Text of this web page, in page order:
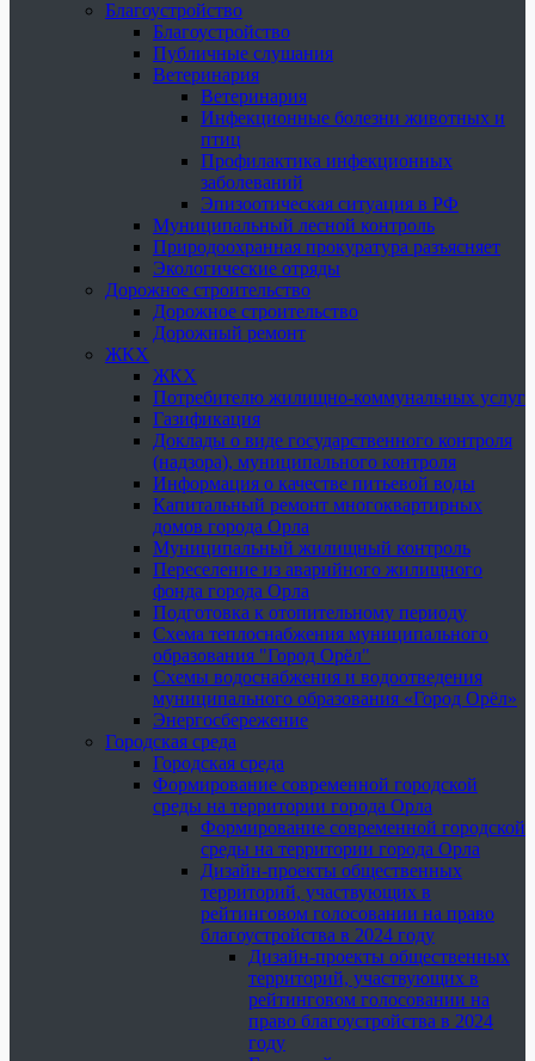
Благоустройство
Благоустройство
Публичные слушания
Ветеринария
Ветеринария
Инфекционные болезни животных и
птиц
Профилактика инфекционных
заболеваний
Эпизоотическая ситуация в РФ
Муниципальный лесной контроль
Природоохранная прокуратура разъясняет
Экологические отряды
Дорожное строительство
Дорожное строительство
Дорожный ремонт
ЖКХ
ЖКХ
Потребителю жилищно-коммунальных услуг
Газификация
Доклады о виде государственного контроля
(надзора), муниципального контроля
Информация о качестве питьевой воды
Капитальный ремонт многоквартирных
домов города Орла
Муниципальный жилищный контроль
Переселение из аварийного жилищного
фонда города Орла
Подготовка к отопительному периоду
Схема теплоснабжения муниципального
образования "Город Орёл"
Схемы водоснабжения и водоотведения
муниципального образования «Город Орёл»
Энергосбережение
Городская среда
Городская среда
Формирование современной городской
среды на территории города Орла
Формирование современной городской
среды на территории города Орла
Дизайн-проекты общественных
территорий, участвующих в
рейтинговом голосовании на право
благоустройства в 2024 году
Дизайн-проекты общественных
территорий, участвующих в
рейтинговом голосовании на
право благоустройства в 2024
году